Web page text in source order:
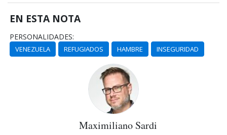
EN ESTA NOTA
PERSONALIDADES:
VENEZUELA REFUGIADOS HAMBRE INSEGURIDAD
Maximiliano Sardi